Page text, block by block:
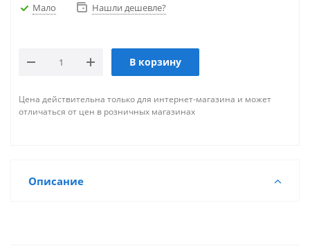
Мало Нашли дешевле?
В корзину
Цена действительна только для интернет-магазина и может
отличаться от цен в розничных магазинах
Описание